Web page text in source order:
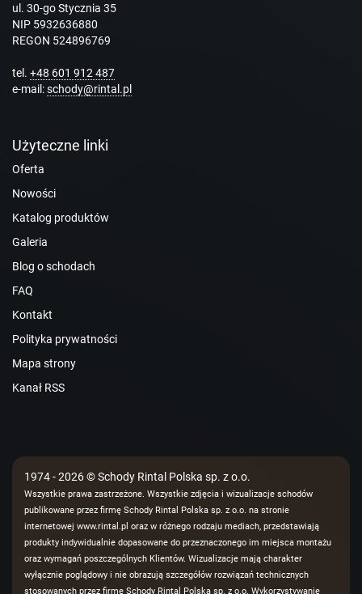
ul. 30-go Stycznia 35
NIP 5932636880
REGON 524896769
tel. +48 601 912 487
e-mail:schody@rintal.pl
Użyteczne linki
Oferta
Nowości
Katalog produktów
Galeria
Blog o schodach
FAQ
Kontakt
Polityka prywatności
Mapa strony
Kanał RSS
1974 - 2026 © Schody Rintal Polska sp. z o.o.
Wszystkie prawa zastrzeżone. Wszystkie zdjęcia i wizualizacje schodów
publikowane przez firmę Schody Rintal Polska sp. z o.o. na stronie
internetowej www.rintal.pl oraz w różnego rodzaju mediach, przedstawiają
produkty indywidualnie dopasowane do przeznaczonego im miejsca montażu
oraz wymagań poszczególnych Klientów. Wizualizacje mają charakter
wyłącznie poglądowy i nie obrazują szczegółów rozwiązań technicznych
stosowanych przez firmę Schody Rintal Polska sp. z o.o. Wykorzystywanie